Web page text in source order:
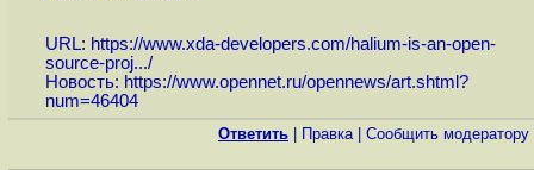
URL: https://www.xda-developers.com/halium-is-an-open-
source-proj.../
Новость: https://www.opennet.ru/opennews/art.shtml?
num=46404
Ответить Правка| Cообщить модератору